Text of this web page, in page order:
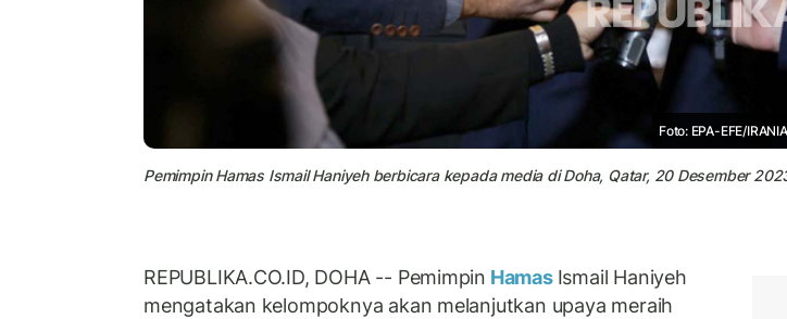
Foto: EPA-EFE/
Pemimpin Hamas Ismail Haniyeh berbicara kepada media di Doha, Qatar, 20 Desember
REPUBLIKA.CO.ID, DOHA -- Pemimpin Hamas Ismail Haniyeh
mengatakan kelompoknya akan melanjutkan upaya meraih